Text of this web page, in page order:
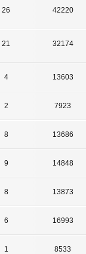
26 42220
21 32174
4 13603
2 7923
8 13686
9 14848
8 13873
6 16993
1 8533